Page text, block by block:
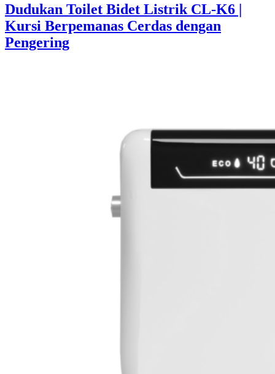
Dudukan Toilet Bidet Listrik CL-K6 |
Kursi Berpemanas Cerdas dengan
Pengering